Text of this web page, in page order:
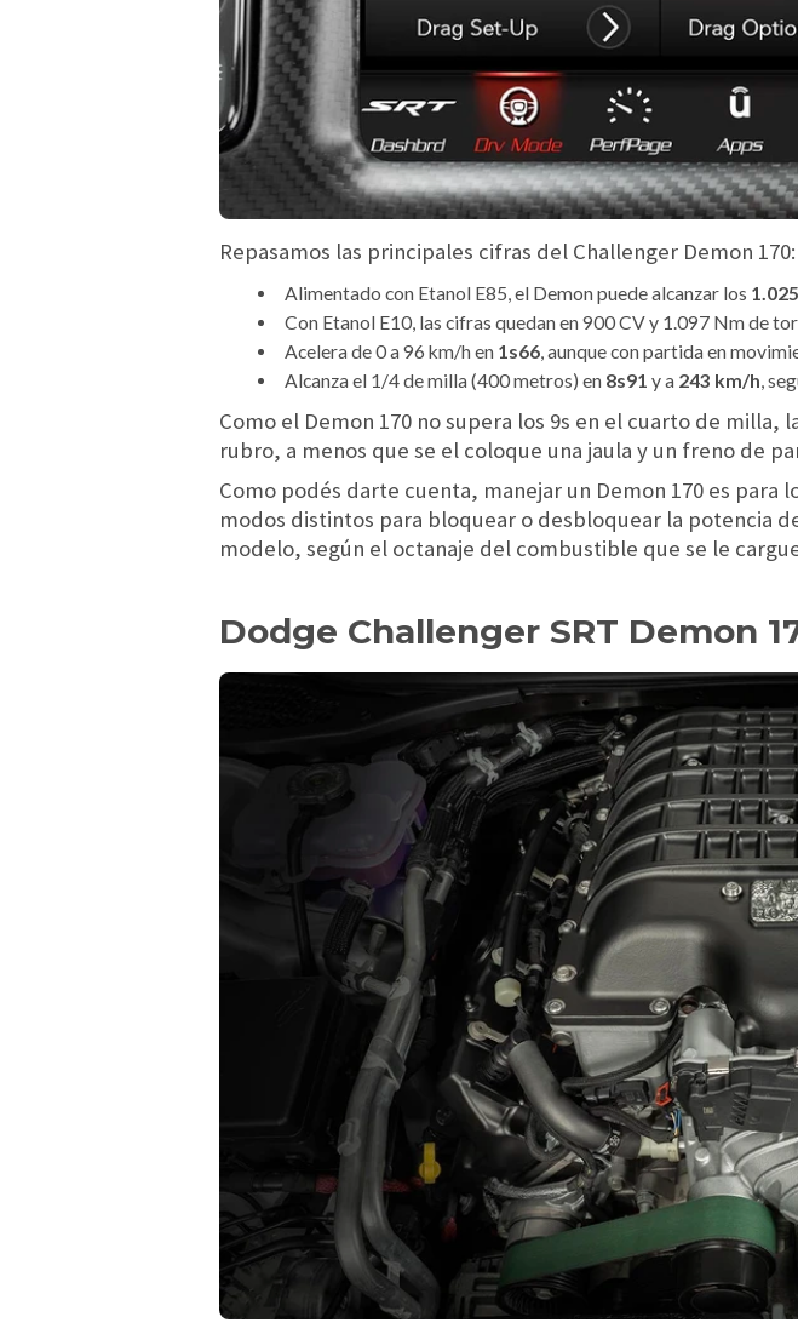
Repasamos las principales cifras del Challenger Demon 170:
Alimentado con Etanol E85, el Demon puede alcanzar los
Con Etanol E10, las cifras quedan en 900 CV y 1.097 Nm de
Acelera de 0 a 96 km/h en 1s66, aunque con partida en
Alcanza el 1/4 de milla (400 metros) en 8s91 y a 243 km/h,
Como el Demon 170 no supera los 9s en el cuarto de
rubro, a menos que se el coloque una jaula y un freno de
Como podés darte cuenta, manejar un Demon 170 es para
modos distintos para bloquear o desbloquear la potencia
modelo, según el octanaje del combustible que se le
Dodge Challenger SRT Demon